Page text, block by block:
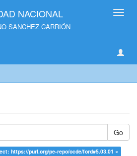
NACIONAL
SANCHEZ CARRIÓN
Go
https://purl.org/pe-repo/ocde/ford#5.03.01 ×